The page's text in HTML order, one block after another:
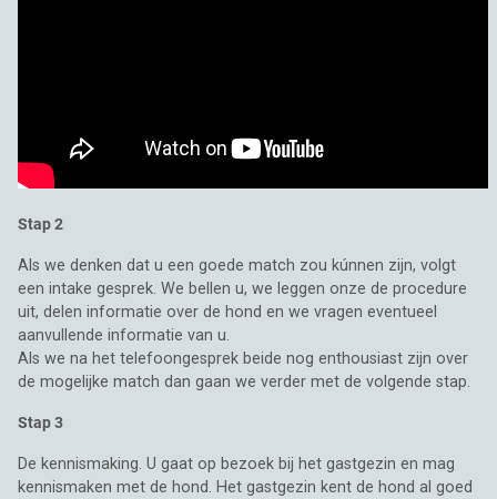
Stap 2
Als we denken dat u een goede match zou kúnnen zijn, volgt
een intake gesprek. We bellen u, we leggen onze de procedure
uit, delen informatie over de hond en we vragen eventueel
aanvullende informatie van u.
Als we na het telefoongesprek beide nog enthousiast zijn over
de mogelijke match dan gaan we verder met de volgende stap.
Stap 3
De kennismaking. U gaat op bezoek bij het gastgezin en mag
kennismaken met de hond. Het gastgezin kent de hond al goed